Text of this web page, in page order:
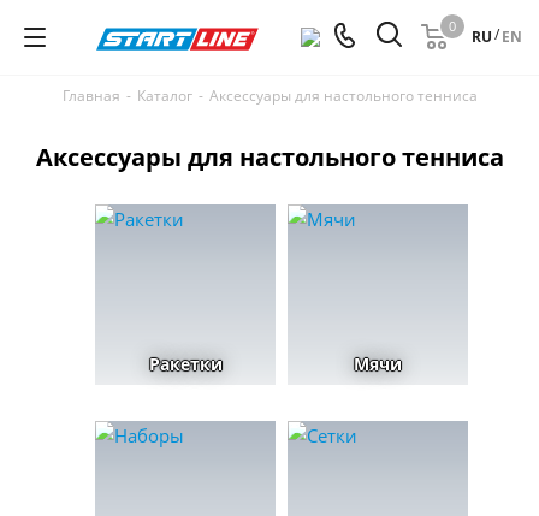
0
RU/EN
Главная - Каталог - Аксессуары для настольного тенниса
Аксессуары для настольного тенниса
Ракетки Мячи